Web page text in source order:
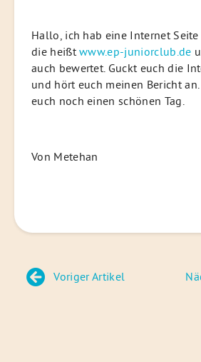
Hallo, ich hab eine Internet
die heißtwww.ep-juniorclub.de
auch bewertet. Guckt euch die
und hört euch meinen Bericht
euch noch einen schönen Tag.
Von Metehan
Beitragsnavigation
Voriger Artikel